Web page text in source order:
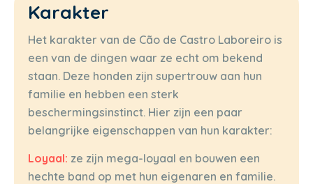
Karakter
Het karakter van de Cão de Castro Laboreiro is
een van de dingen waar ze echt om bekend
staan. Deze honden zijn supertrouw aan hun
familie en hebben een sterk
beschermingsinstinct. Hier zijn een paar
belangrijke eigenschappen van hun karakter:
Loyaal: ze zijn mega-loyaal en bouwen een
hechte band op met hun eigenaren en familie.